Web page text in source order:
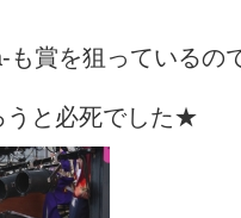
も賞を狙っているの
うと必死でした★